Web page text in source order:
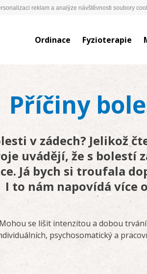
reklam a analýze návštěvnosti soubory
Ordinace Fyzioterapie
Příčiny
v zádech? Jelikož
uvádějí, že s bolestí
Já bych si troufala
I to nám napovídá více
se lišit intenzitou a dobou
psychosomatický a